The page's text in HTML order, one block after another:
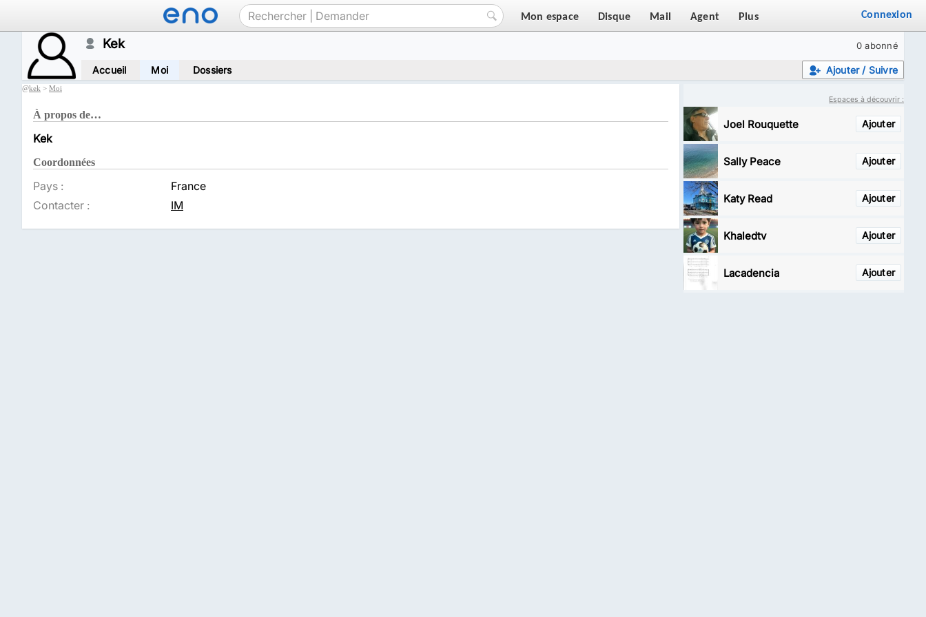
Mon espace Disque Mail Agent Plus Connexion
0 abonné
Kek
Ajouter / Suivre
Accueil Moi Dossiers
@kek > Moi
À propos de…
Kek
Coordonnées
Pays :
France
Contacter :
IM
Espaces à découvrir :
Ajouter
Joel Rouquette
Ajouter
Sally Peace
Ajouter
Katy Read
Ajouter
Khaledtv
Ajouter
Lacadencia